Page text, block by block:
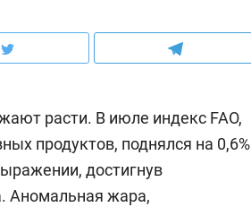
расти. В июле индекс FAO,
продуктов, поднялся на 0,6%
достигнув
Аномальная жара,